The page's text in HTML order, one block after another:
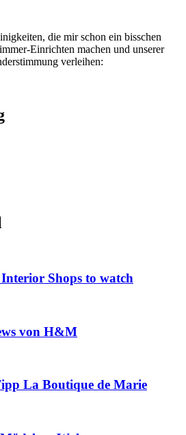
die mir schon ein bisschen
Einrichten machen und unserer
verleihen:
Shops to watch
von H&M
La Boutique de Marie